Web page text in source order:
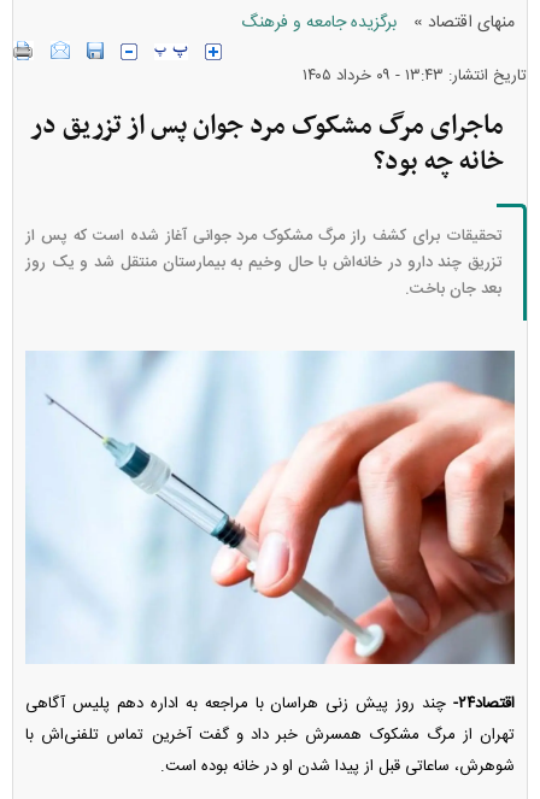
منهای اقتصاد » برگزیده جامعه و فرهنگ
تاریخ انتشار: ۱۳:۴۳ - ۰۹ خرداد ۱۴۰۵
ماجرای مرگ مشکوک مرد جوان پس از تزریق در
خانه چه بود؟
تحقیقات برای کشف راز مرگ مشکوک مرد جوانی آغاز شده است که پس از
تزریق چند دارو در خانه‌اش با حال وخیم به بیمارستان منتقل شد و یک روز
بعد جان باخت.
اقتصاد۲۴-
چند روز پیش زنی هراسان با مراجعه به اداره دهم پلیس آگاهی
تهران از مرگ مشکوک همسرش خبر داد و گفت آخرین تماس تلفنی‌اش با
شوهرش، ساعاتی قبل از پیدا شدن او در خانه بوده است.